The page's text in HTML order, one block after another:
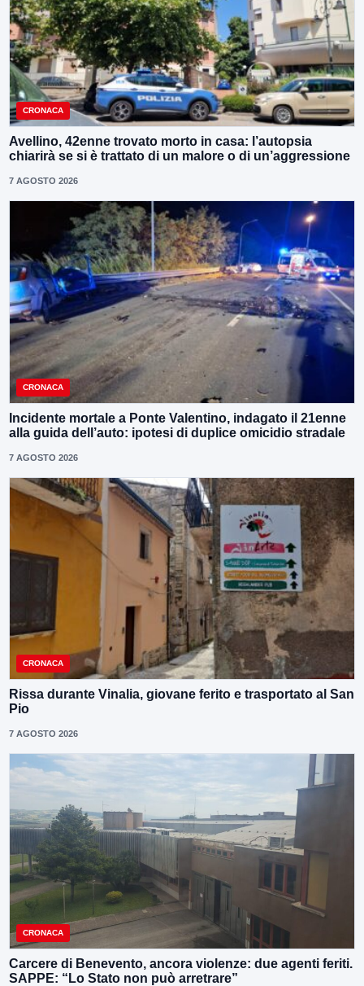
CRONACA
Avellino, 42enne trovato morto in casa: l’autopsia
chiarirà se si è trattato di un malore o di un’aggressione
7 AGOSTO 2026
CRONACA
Incidente mortale a Ponte Valentino, indagato il 21enne
alla guida dell’auto: ipotesi di duplice omicidio stradale
7 AGOSTO 2026
CRONACA
Rissa durante Vinalia, giovane ferito e trasportato al San
Pio
7 AGOSTO 2026
CRONACA
Carcere di Benevento, ancora violenze: due agenti feriti.
SAPPE: “Lo Stato non può arretrare”